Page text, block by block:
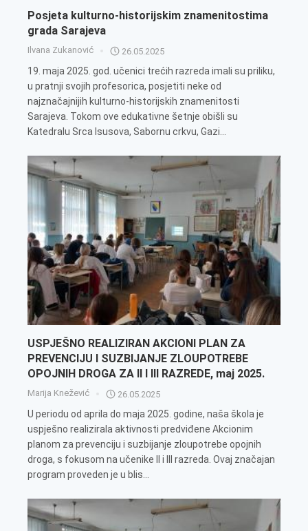
Posjeta kulturno-historijskim znamenitostima
grada Sarajeva
Ilvana Zukanović 26.05.2025
19. maja 2025. god. učenici trećih razreda imali su priliku,
u pratnji svojih profesorica, posjetiti neke od
najznačajnijih kulturno-historijskih znamenitosti
Sarajeva. Tokom ove edukativne šetnje obišli su
Katedralu Srca Isusova, Sabornu crkvu, Gazi...
USPJEŠNO REALIZIRAN AKCIONI PLAN ZA
PREVENCIJU I SUZBIJANJE ZLOUPOTREBE
OPOJNIH DROGA ZA II I III RAZREDE, maj 2025.
Marija Knežević 26.05.2025
U periodu od aprila do maja 2025. godine, naša škola je
uspješno realizirala aktivnosti predviđene Akcionim
planom za prevenciju i suzbijanje zloupotrebe opojnih
droga, s fokusom na učenike II i III razreda. Ovaj značajan
program proveden je u blis...